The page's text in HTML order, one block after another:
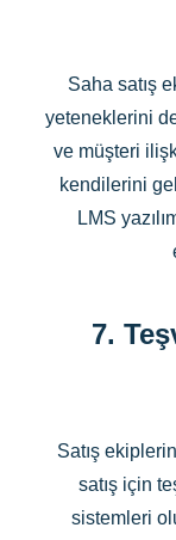
Saha satış
yeteneklerini
ve müşteri
kendilerini
LMS
7.
Satış
satış için
sistemleri